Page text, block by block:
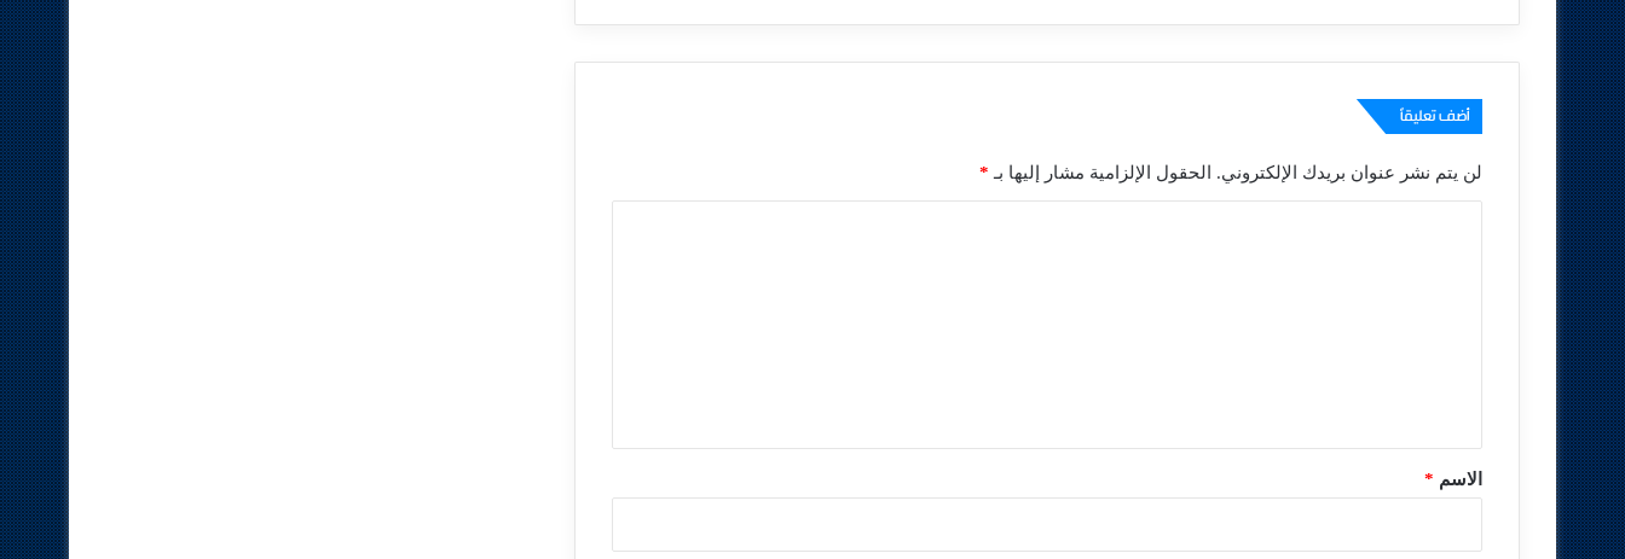
أضف تعليقاً
لن يتم نشر عنوان بريدك الإلكتروني. الحقول الإلزامية مشار إليها بـ *
*الاسم *